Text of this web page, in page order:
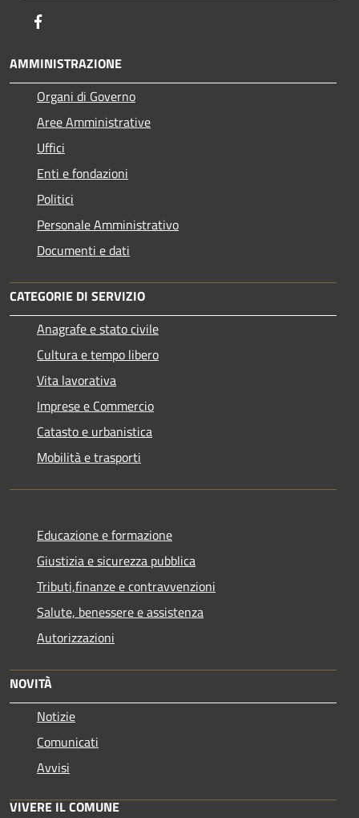
AMMINISTRAZIONE
Organi di Governo
Aree Amministrative
Uffici
Enti e fondazioni
Politici
Personale Amministrativo
Documenti e dati
CATEGORIE DI SERVIZIO
Anagrafe e stato civile
Cultura e tempo libero
Vita lavorativa
Imprese e Commercio
Catasto e urbanistica
Mobilità e trasporti
Educazione e formazione
Giustizia e sicurezza pubblica
Tributi,finanze e contravvenzioni
Salute, benessere e assistenza
Autorizzazioni
NOVITÀ
Notizie
Comunicati
Avvisi
VIVERE IL COMUNE